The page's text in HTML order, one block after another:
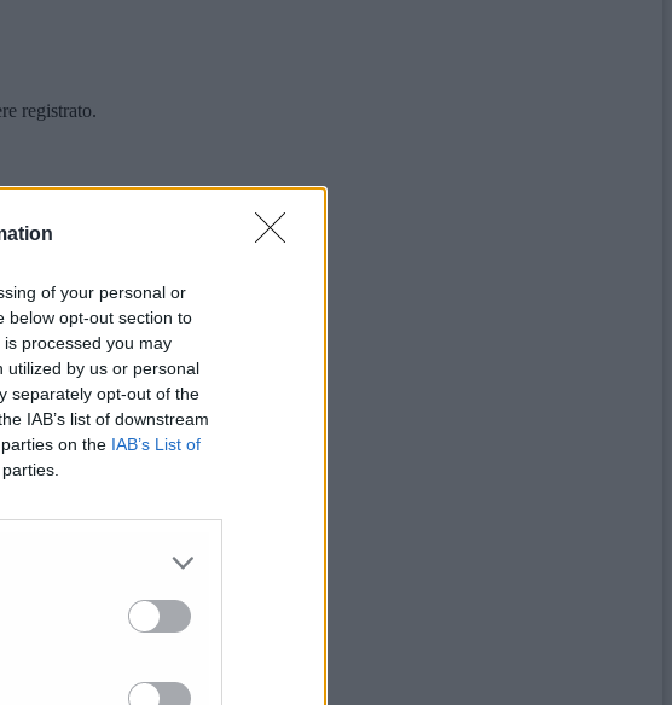
of your personal or
below opt-out section to
processed you may
utilized by us or personal
separately opt-out of the
IAB’s list of downstream
on the IAB’s List of
registrato.